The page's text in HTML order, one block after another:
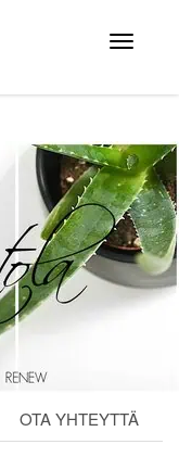
Avaa
valikko
OTA YHTEYTTÄ